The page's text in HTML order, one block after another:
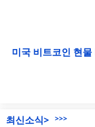
미국 비트코인 현
최신소식> >>>